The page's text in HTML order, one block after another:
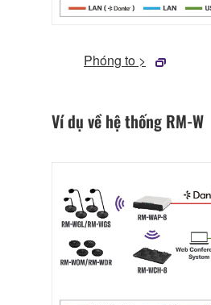
Phóng to >
Ví dụ về hệ thống RM-W